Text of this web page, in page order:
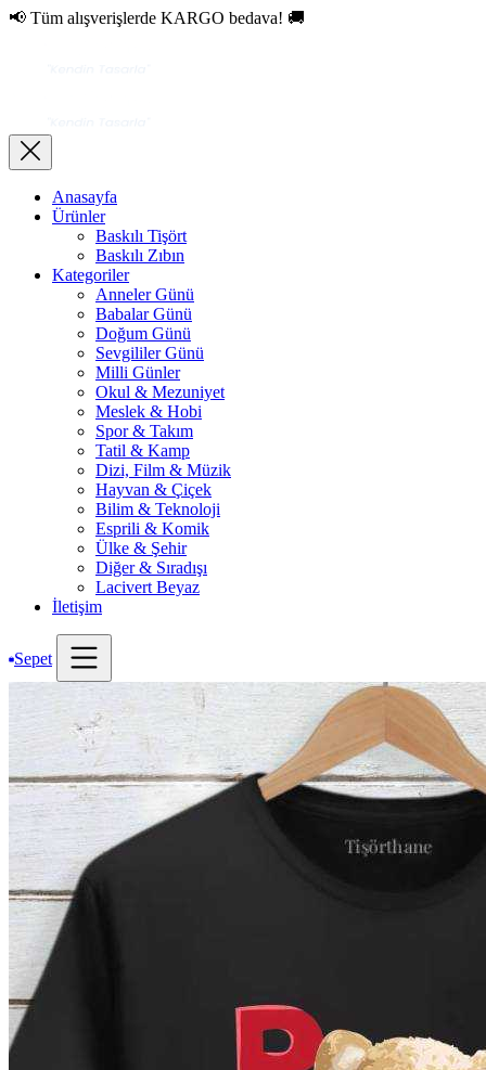
📢 Tüm alışverişlerde KARGO bedava! 🚚
Anasayfa
Ürünler
Baskılı Tişört
Baskılı Zıbın
Kategoriler
Anneler Günü
Babalar Günü
Doğum Günü
Sevgililer Günü
Milli Günler
Okul & Mezuniyet
Meslek & Hobi
Spor & Takım
Tatil & Kamp
Dizi, Film & Müzik
Hayvan & Çiçek
Bilim & Teknoloji
Esprili & Komik
Ülke & Şehir
Diğer & Sıradışı
Lacivert Beyaz
İletişim
Sepet